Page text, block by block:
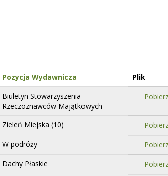
Pozycja Wydawnicza
Plik
Biuletyn Stowarzyszenia
Rzeczoznawców Majątkowych
Zieleń Miejska (10)
W podróży
Dachy Płaskie